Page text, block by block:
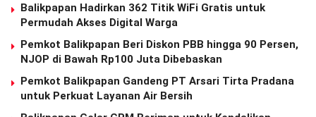
Balikpapan Hadirkan 362 Titik WiFi Gratis untuk
Permudah Akses Digital Warga
Pemkot Balikpapan Beri Diskon PBB hingga 90 Persen,
NJOP di Bawah Rp100 Juta Dibebaskan
Pemkot Balikpapan Gandeng PT Arsari Tirta Pradana
untuk Perkuat Layanan Air Bersih